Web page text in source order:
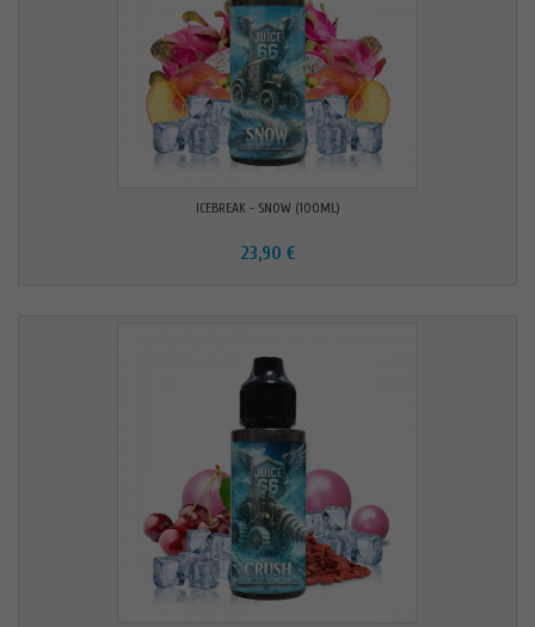
ICEBREAK - SNOW (100ML)
23,90 €